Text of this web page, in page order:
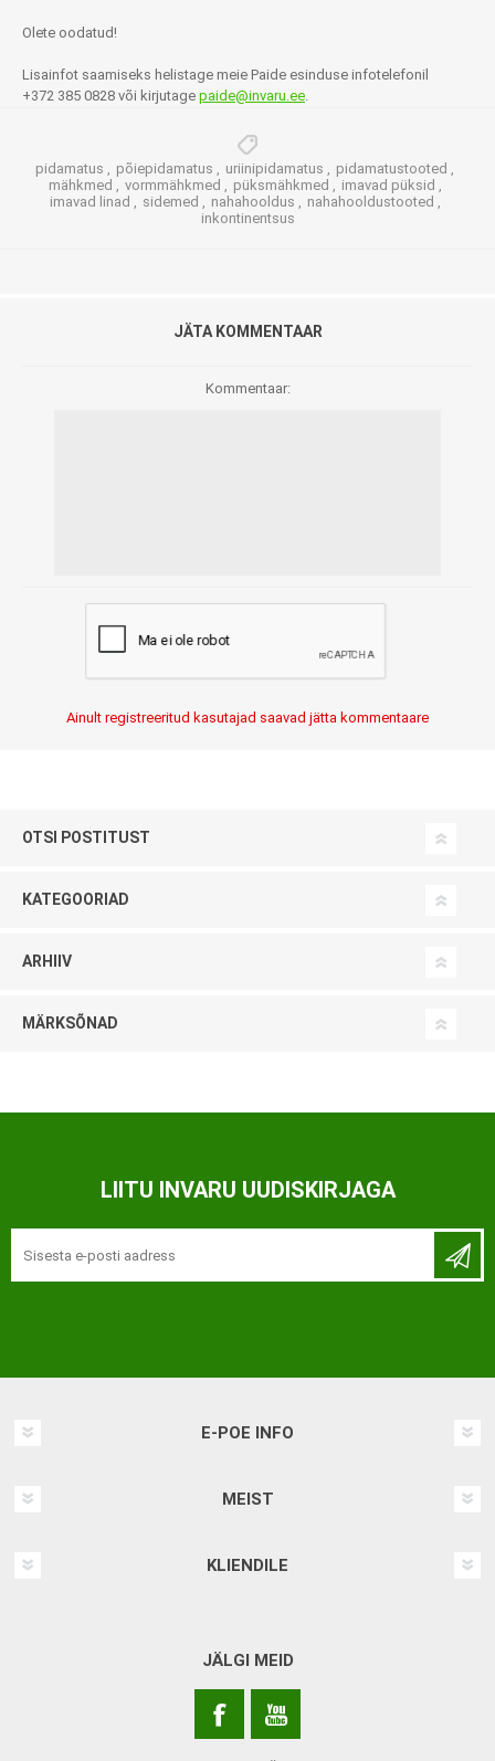
Olete oodatud!
Lisainfot saamiseks helistage meie Paide esinduse infotelefonil
+372 385 0828 või kirjutage paide@invaru.ee.
pidamatus , põiepidamatus , uriinipidamatus , pidamatustooted ,
mähkmed , vormmähkmed , püksmähkmed , imavad püksid ,
imavad linad , sidemed , nahahooldus , nahahooldustooted ,
inkontinentsus
JÄTA KOMMENTAAR
Kommentaar:
Ainult registreeritud kasutajad saavad jätta kommentaare
OTSI POSTITUST
KATEGOORIAD
ARHIIV
MÄRKSÕNAD
LIITU INVARU UUDISKIRJAGA
E-POE INFO
MEIST
KLIENDILE
JÄLGI MEID